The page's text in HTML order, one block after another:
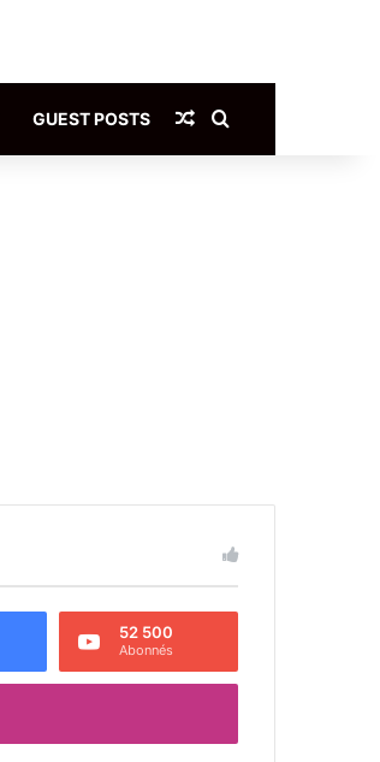
GUEST POSTS Article Aléatoire
52 500
Abonnés